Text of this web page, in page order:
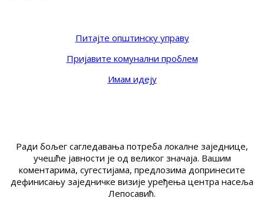
Питајте општинску управу
Пријавите комунални проблем
Имам идеју
Ради бољег сагледавања потреба локалне заједнице,
учешће јавности је од великог значаја. Вашим
коментарима, сугестијама, предлозима допринесите
дефинисању заједничке визије уређења центра насеља
Лепосавић.